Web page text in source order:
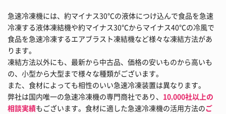
急速冷凍機には、約マイナス30℃の液体につけ込んで食品を急速
冷凍する液体凍結機や約マイナス30℃からマイナス40℃の冷風で
食品を急速冷凍するエアブラスト凍結機など様々な凍結方法があ
ります。
凍結方法以外にも、最新から中古品、価格の安いものから高いも
の、小型から大型まで様々な種類がございます。
また、食材によっても相性のいい急速冷凍装置は異なります。
弊社は国内唯一の急速冷凍機の専門商社であり、 10,000社以上の
相談実績もございます。食材に適した急速冷凍機の活用方法のご